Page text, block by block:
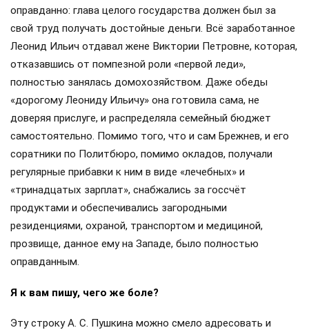
оправданно: глава целого государства должен был за
свой труд получать достойные деньги. Всё заработанное
Леонид Ильич отдавал жене Виктории Петровне, которая,
отказавшись от помпезной роли «первой леди»,
полностью занялась домохозяйством. Даже обеды
«дорогому Леониду Ильичу» она готовила сама, не
доверяя прислуге, и распределяла семейный бюджет
самостоятельно. Помимо того, что и сам Брежнев, и его
соратники по Политбюро, помимо окладов, получали
регулярные прибавки к ним в виде «лечебных» и
«тринадцатых зарплат», снабжались за госсчёт
продуктами и обеспечивались загородными
резиденциями, охраной, транспортом и медициной,
прозвище, данное ему на Западе, было полностью
оправданным.
Я к вам пишу, чего же боле?
Эту строку А. С. Пушкина можно смело адресовать и